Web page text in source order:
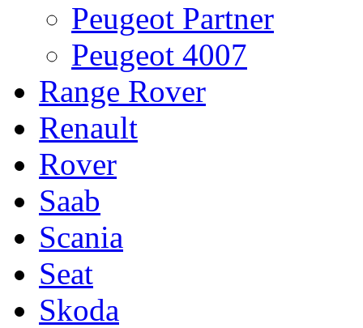
Peugeot Partner
Peugeot 4007
Range Rover
Renault
Rover
Saab
Scania
Seat
Skoda